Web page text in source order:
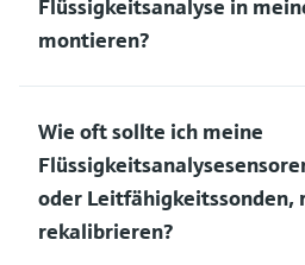
Flüssigkeitsanalyse in
montieren?
Wie oft sollte ich meine
oder Leitfähigkeitssonden,
rekalibrieren?